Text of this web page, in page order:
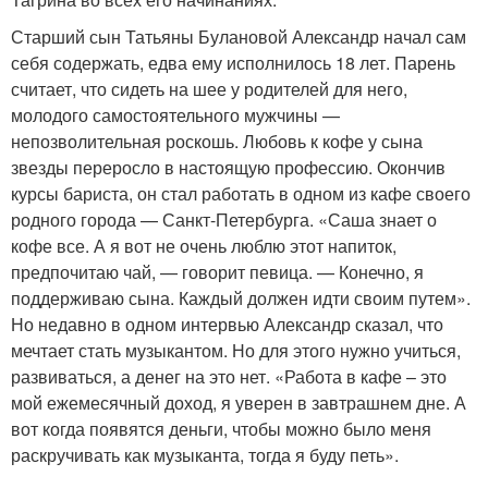
Старший сын Татьяны Булановой Александр начал сам
себя содержать, едва ему исполнилось 18 лет. Парень
считает, что сидеть на шее у родителей для него,
молодого самостоятельного мужчины —
непозволительная роскошь. Любовь к кофе у сына
звезды переросло в настоящую профессию. Окончив
курсы бариста, он стал работать в одном из кафе своего
родного города — Санкт-Петербурга. «Саша знает о
кофе все. А я вот не очень люблю этот напиток,
предпочитаю чай, — говорит певица. — Конечно, я
поддерживаю сына. Каждый должен идти своим путем».
Но недавно в одном интервью Александр сказал, что
мечтает стать музыкантом. Но для этого нужно учиться,
развиваться, а денег на это нет. «Работа в кафе – это
мой ежемесячный доход, я уверен в завтрашнем дне. А
вот когда появятся деньги, чтобы можно было меня
раскручивать как музыканта, тогда я буду петь».